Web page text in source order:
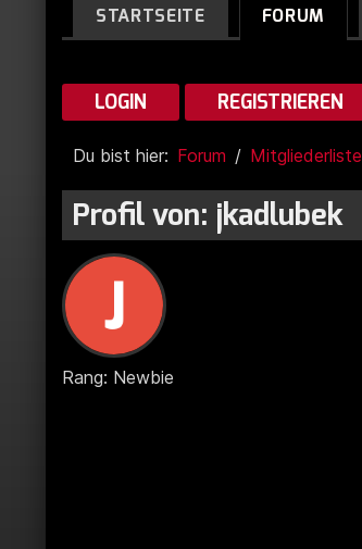
STARTSEITE FORUM
LOGIN REGISTRIEREN
Du bist hier: Forum Mitgliederliste
Profil von: jkadlubek
Rang: Newbie